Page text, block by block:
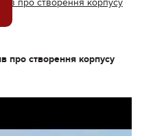
про створення корпусу